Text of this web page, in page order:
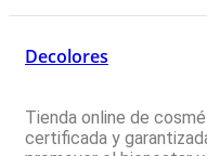
tiene
múltiples
opciones
se
Decolores
Tienda online de
certificada y